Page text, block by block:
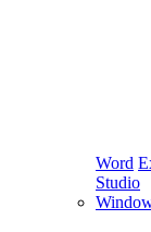
Word
Studio